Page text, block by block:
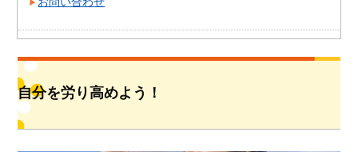
自分を労り高めよう！